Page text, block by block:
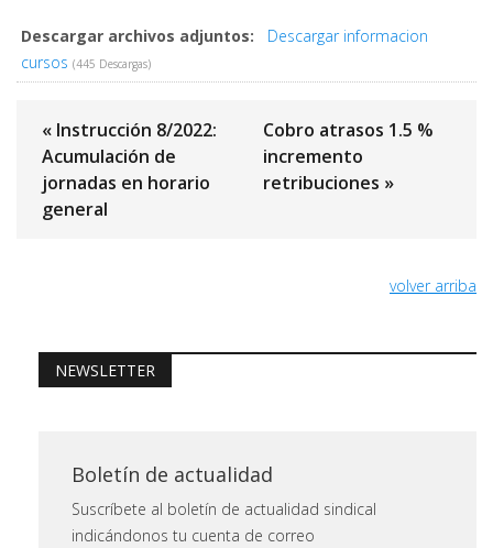
Descargar archivos adjuntos:
Descargar informacion
cursos (445 Descargas)
« Instrucción 8/2022:
Acumulación de
jornadas en horario
general
Cobro atrasos 1.5 %
incremento
retribuciones »
volver arriba
NEWSLETTER
Boletín de actualidad
Suscríbete al boletín de actualidad sindical
indicándonos tu cuenta de correo